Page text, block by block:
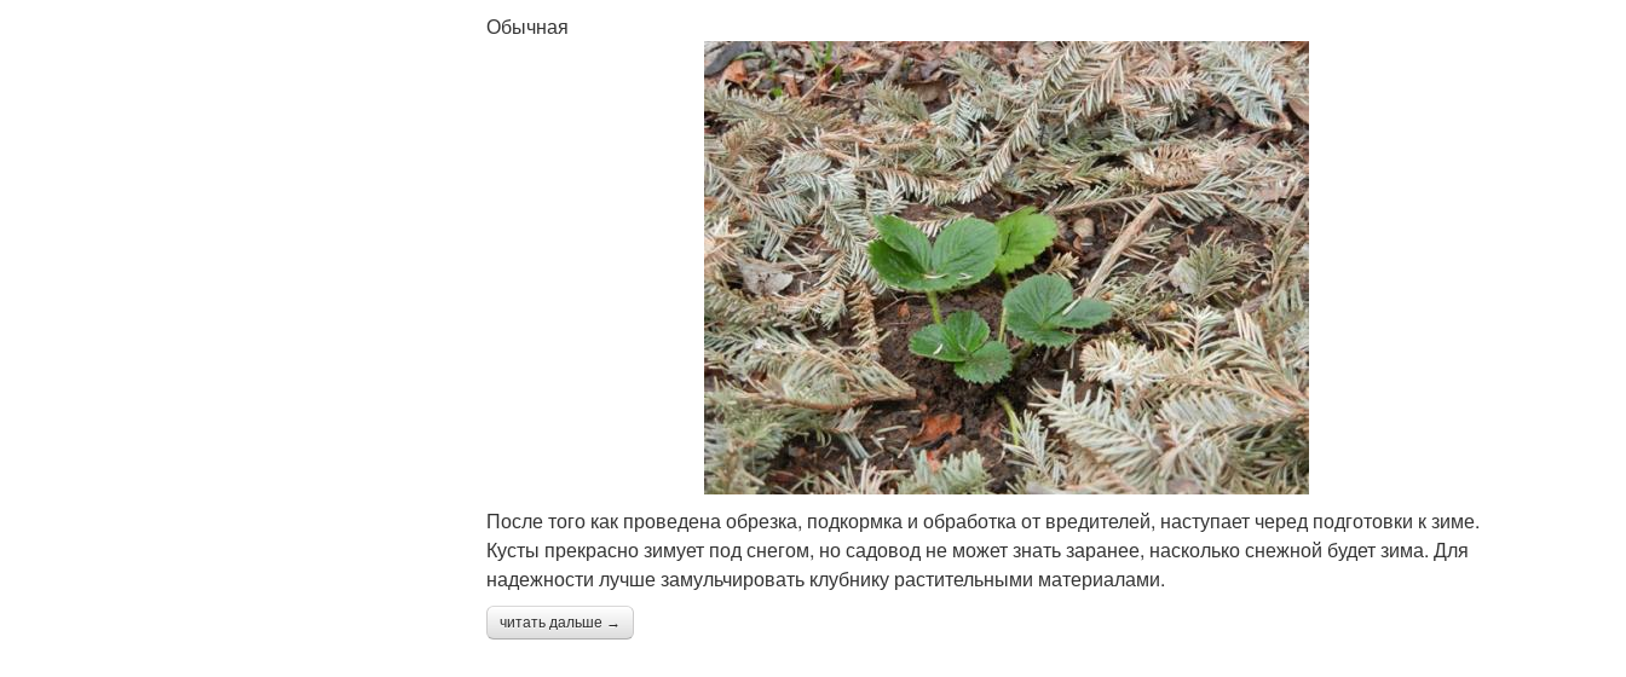
Обычная
После того как проведена обрезка, подкормка и обработка от вредителей, наступает черед подготовки к зиме.
Кусты прекрасно зимует под снегом, но садовод не может знать заранее, насколько снежной будет зима. Для
надежности лучше замульчировать клубнику растительными материалами.
читать дальше →